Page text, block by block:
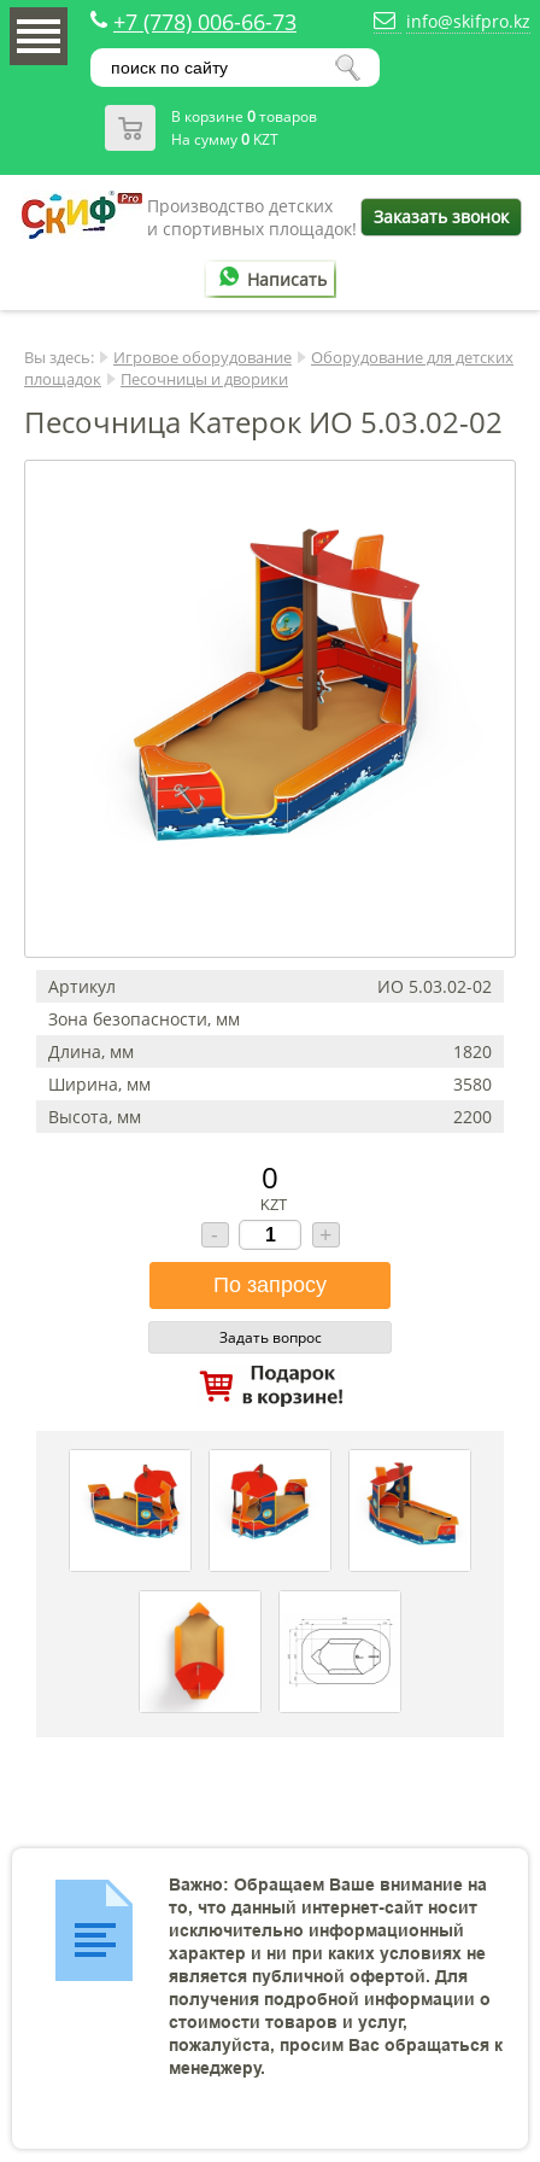
+7 (778) 006-66-73 info@skifpro.kz
В корзине 0товаров
На сумму0 KZT
Производство детских
и спортивных площадок!
Заказать звонок
Написать
Вы здесь: Игровое оборудование
Оборудование для детских
площадок
Песочницы и дворики
Песочница Катерок ИО 5.03.02-02
Артикул
ИО 5.03.02-02
Зона безопасности, мм
Длина, мм
1820
Ширина, мм
3580
Высота, мм
2200
0
KZT
- +
Задать вопрос
Важно: Обращаем Ваше внимание на
то, что данный интернет-сайт носит
исключительно информационный
характер и ни при каких условиях не
является публичной офертой. Для
получения подробной информации о
стоимости товаров и услуг,
пожалуйста, просим Вас обращаться к
менеджеру.